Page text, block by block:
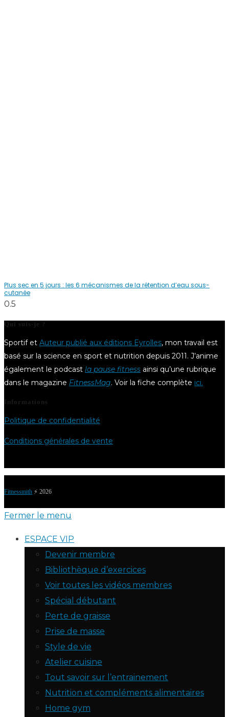
Plus sec en 5 jours : les 6 mécanismes de la rétention d’eau sous-
cutanée
Qui suis-je ?
Sportif et Auteur publié aux éditions Eyrolles, mon travail est
basé sur la science en sport et nutrition depuis 2011. J’anime
également le podcast la pause fitness ainsi qu’une rubrique
dans le magazine FitnessMag. Voir la fiche complète ici.
Informations
Politique de confidentialité
Conditions générales de vente
Fitnessmith ⚡️ 2026
Fermer le menu
ESPACE VIP
Devenir membre
Bibliothèque d’exercices
Voir toutes les vidéos membres
Spécial débutant
Perte de graisse
Prise de masse
Style de vie
Atelier cuisine
Tout savoir sur l’entrainement
Nutrition et compléments alimentaires
Home gym